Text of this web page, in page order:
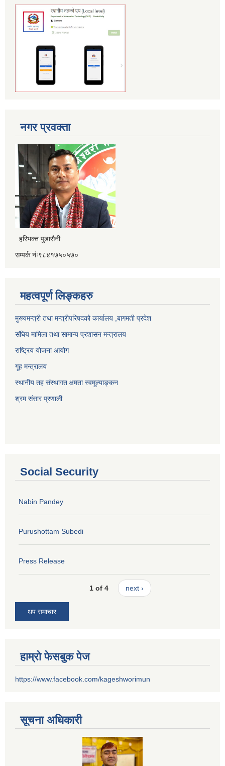
नगर प्रवक्ता
हरिभक्त पुडासैनी
सम्पर्क नंः९८४१७५०५७०
महत्वपूर्ण लिङ्कहरु
मुख्यमन्त्री तथा मन्त्रीपरिषदको कार्यालय ,बागमती प्रदेश
संघिय मामिला तथा सामान्य प्रशासन मन्त्रालय
राष्ट्रिय योजना आयोग
गूह मन्त्रालय
स्थानीय तह संस्थागत क्षमता स्वमूल्याङ्कन
श्रम संसार प्रणाली
Social Security
Nabin Pandey
Purushottam Subedi
Press Release
1 of 4 next ›
थप समाचार
हाम्रो फेसबुक पेज
https://www.facebook.com/kageshworimun
सूचना अधिकारी